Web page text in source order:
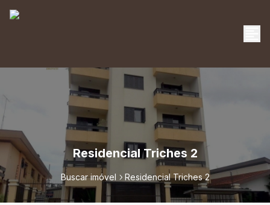
Residencial Triches 2
Buscar imóvel Residencial Triches 2